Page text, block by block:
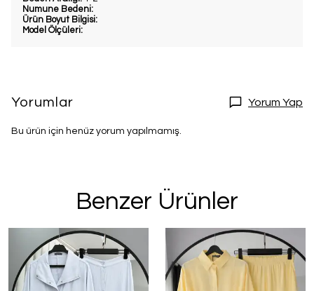
Numune Bedeni:
Ürün Boyut Bilgisi:
Model Ölçüleri:
Yorumlar Yorum Yap
Bu ürün için henüz yorum yapılmamış.
Benzer Ürünler